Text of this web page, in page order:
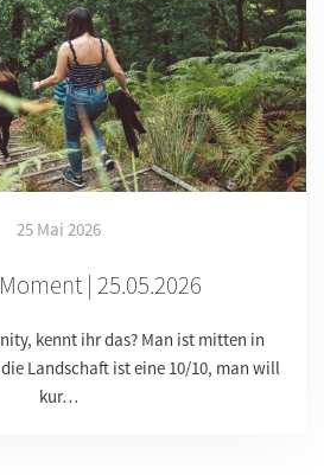
25 Mai 2026
| 25.05.2026
kennt ihr das? Man ist mitten in
Landschaft ist eine 10/10, man will
kur…